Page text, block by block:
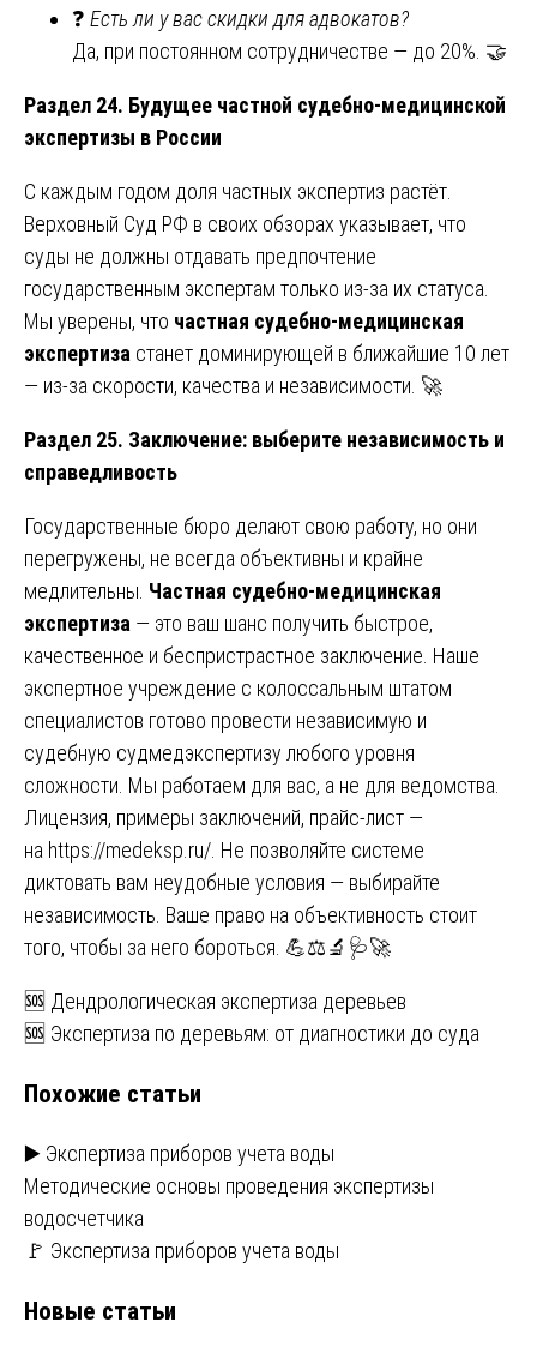
❓ Есть ли у вас скидки для адвокатов?
Да, при постоянном сотрудничестве — до 20%. 🤝
Раздел 24. Будущее частной судебно-медицинской
экспертизы в России
С каждым годом доля частных экспертиз растёт.
Верховный Суд РФ в своих обзорах указывает, что
суды не должны отдавать предпочтение
государственным экспертам только из-за их статуса.
Мы уверены, что частная судебно-медицинская
экспертиза станет доминирующей в ближайшие 10 лет
— из-за скорости, качества и независимости. 🚀
Раздел 25. Заключение: выберите независимость и
справедливость
Государственные бюро делают свою работу, но они
перегружены, не всегда объективны и крайне
медлительны. Частная судебно-медицинская
экспертиза — это ваш шанс получить быстрое,
качественное и беспристрастное заключение. Наше
экспертное учреждение с колоссальным штатом
специалистов готово провести независимую и
судебную судмедэкспертизу любого уровня
сложности. Мы работаем для вас, а не для ведомства.
Лицензия, примеры заключений, прайс-лист —
на https://medeksp.ru/ . Не позволяйте системе
диктовать вам неудобные условия — выбирайте
независимость. Ваше право на объективность стоит
того, чтобы за него бороться. 💪⚖️🔬🩺🚀
Навигация
по
записям
🆘 Дендрологическая экспертиза деревьев
🆘 Экспертиза по деревьям: от диагностики до суда
Похожие статьи
▶️ Экспертиза приборов учета воды
Методические основы проведения экспертизы
водосчетчика
🚩 Экспертиза приборов учета воды
Новые статьи